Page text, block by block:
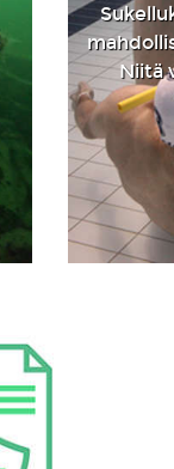
Niitä